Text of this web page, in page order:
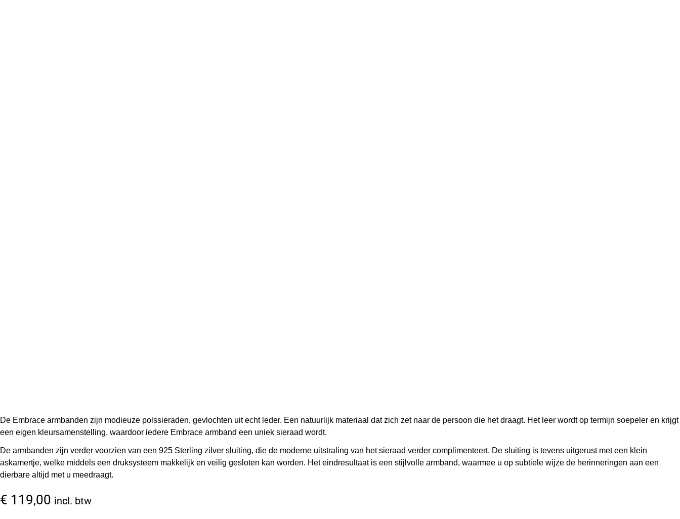
De Embrace armbanden zijn modieuze polssieraden, gevlochten uit echt leder. Een natuurlijk materiaal dat zich zet naar de persoon die het draagt. Het leer wordt op termijn soepeler en krijgt
een eigen kleursamenstelling, waardoor iedere Embrace armband een uniek sieraad wordt.
De armbanden zijn verder voorzien van een 925 Sterling zilver sluiting, die de moderne uitstraling van het sieraad verder complimenteert. De sluiting is tevens uitgerust met een klein
askamertje, welke middels een druksysteem makkelijk en veilig gesloten kan worden. Het eindresultaat is een stijlvolle armband, waarmee u op subtiele wijze de herinneringen aan een
dierbare altijd met u meedraagt.
€ 119,00 incl. btw